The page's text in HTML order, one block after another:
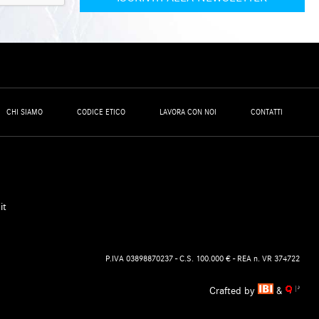
CHI SIAMO CODICE ETICO LAVORA CON NOI CONTATTI
P.IVA 03898870237 - C.S. 100.000 € - REA n. VR 374722
Crafted by &